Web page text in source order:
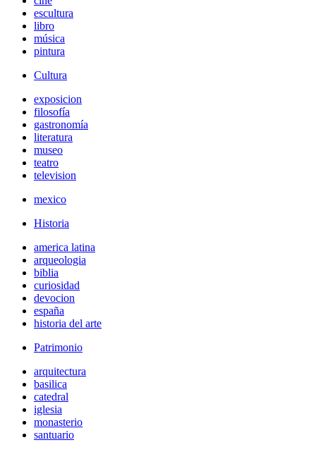
escultura
libro
música
pintura
Cultura
exposicion
filosofía
gastronomía
literatura
museo
teatro
television
mexico
Historia
america latina
arqueologia
biblia
curiosidad
devocion
españa
historia del arte
Patrimonio
arquitectura
basilica
catedral
iglesia
monasterio
santuario